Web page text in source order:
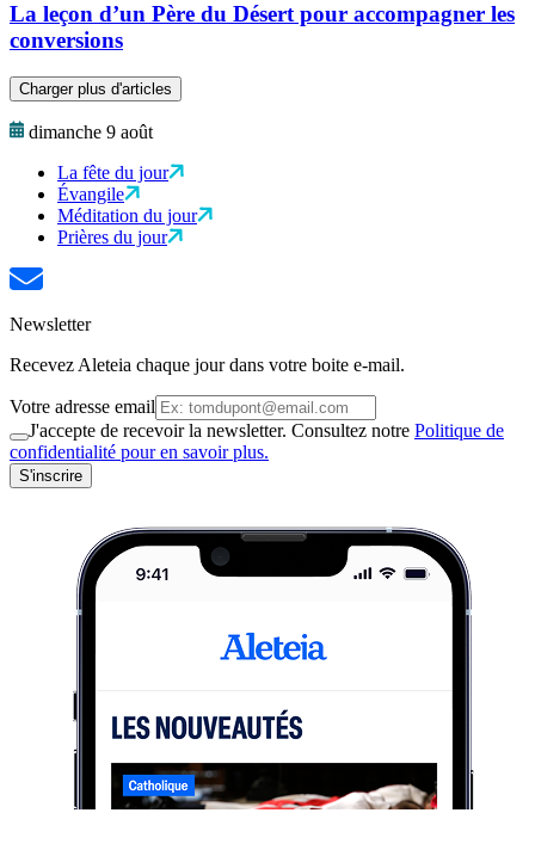
La leçon d’un Père du Désert pour accompagner les
conversions
Charger plus d'articles
dimanche 9 août
La fête du jour
Évangile
Méditation du jour
Prières du jour
Newsletter
Recevez Aleteia chaque jour dans votre boite e-mail.
Votre adresse email
J'accepte de recevoir la newsletter. Consultez notre Politique de
confidentialité pour en savoir plus.
S'inscrire